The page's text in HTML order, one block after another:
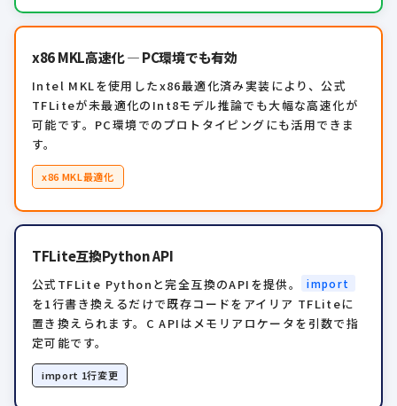
x86 MKL高速化 — PC環境でも有効
Intel MKLを使用したx86最適化済み実装により、公式
TFLiteが未最適化のInt8モデル推論でも大幅な高速化が
可能です。PC環境でのプロトタイピングにも活用できま
す。
x86 MKL最適化
TFLite互換Python API
公式TFLite Pythonと完全互換のAPIを提供。 import
を1行書き換えるだけで既存コードをアイリア TFLiteに
置き換えられます。C APIはメモリアロケータを引数で指
定可能です。
import 1行変更